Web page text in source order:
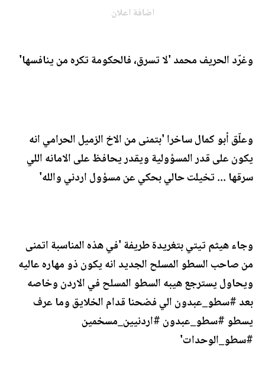
اضافة اعلان
وغرّد الحريف محمد 'لا تسرق، فالحكومة تكره من ينافسها'
وعلّق أبو كمال ساخرا 'بتمنى من الاخ الزميل الحرامي انه
يكون على قدر المسؤولية ويقدر يحافظ على الامانه اللي
سرقها ... تخيلت حالي بحكي عن مسؤول اردني والله'
وجاء هيثم تيتي بتغريدة طريفة 'في هذه المناسبة اتمنى
من صاحب السطو المسلح الجديد انه يكون ذو مهاره عاليه
ويحاول يسترجع هيبه السطو المسلح في الاردن وخاصه
بعد #سطو_عبدون الي فضحنا قدام الخلايق وما عرف
يسطو #سطو_عبدون #اردنيين_مسخمين
#سطو_الوحدات'